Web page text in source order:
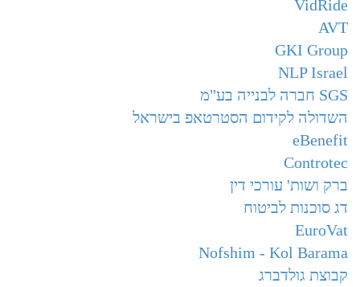
VidRide
AVT
GKI Group
NLP Israel
SGS חברה לבנייה בע"מ
השדולה לקידום הסטרטאפ בישראל
eBenefit
Controtec
ברק ושות' עורכי דין
דג סוכנות לביטוח
EuroVat
Nofshim - Kol Barama
קבוצת גולדברג